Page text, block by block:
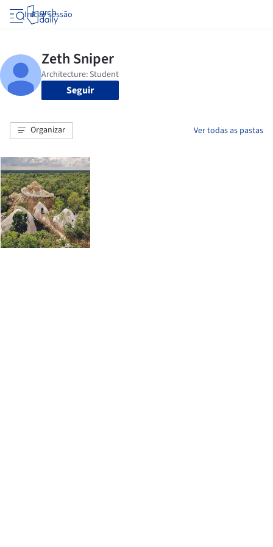
Iniciar sessão
Seguir
Organizar Ver todas as pastas